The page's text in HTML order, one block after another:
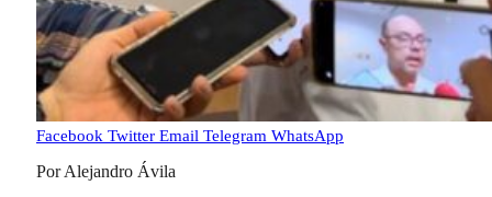
Facebook Twitter Email Telegram WhatsApp
Por Alejandro Ávila